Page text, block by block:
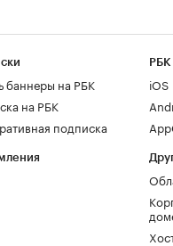
баннеры на РБК
на РБК
подписка
РБК
iOS